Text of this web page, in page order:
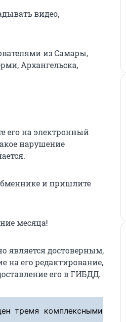
видео,
из Самары,
Архангельска,
его на электронный
нарушение
и пришлите
месяца!
является достоверным,
на его редактирование,
его в ГИБДД.
тремя комплексными